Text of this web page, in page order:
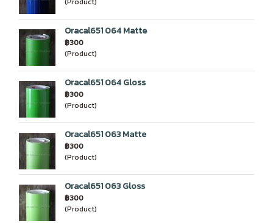
Oracal651 064 Matte
฿300
(Product)
Oracal651 064 Gloss
฿300
(Product)
Oracal651 063 Matte
฿300
(Product)
Oracal651 063 Gloss
฿300
(Product)